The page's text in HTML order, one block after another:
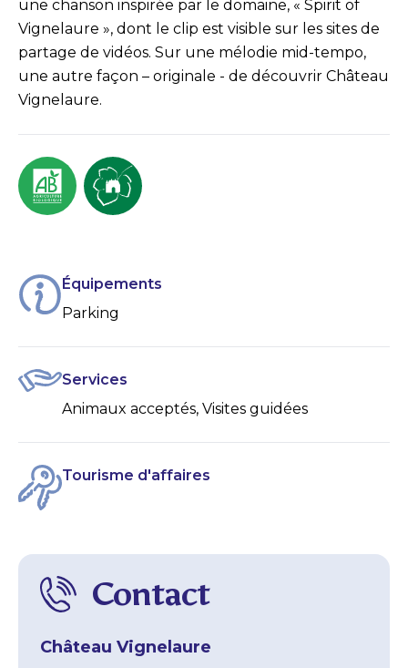
une chanson inspirée par le domaine, « Spirit of
Vignelaure », dont le clip est visible sur les sites de
partage de vidéos. Sur une mélodie mid-tempo,
une autre façon – originale - de découvrir Château
Vignelaure.
Équipements
Parking
Services
Animaux acceptés, Visites guidées
Tourisme d'affaires
Contact
Château Vignelaure